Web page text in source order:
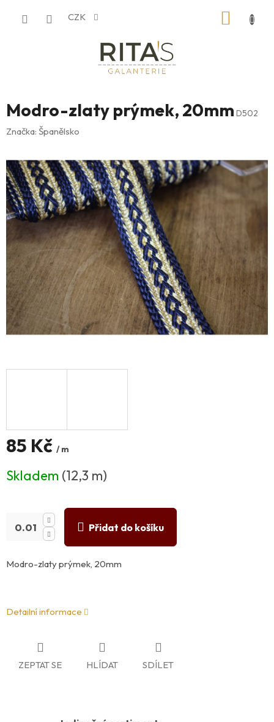
CZK
Modro-zlaty prýmek, 20mm D502
Značka: Španělsko
85 Kč / m
cena:
Skladem (12,3 m)
Přidat do košíku
Modro-zlaty prýmek, 20mm
Detailní informace
ZEPTAT SE HLÍDAT SDÍLET